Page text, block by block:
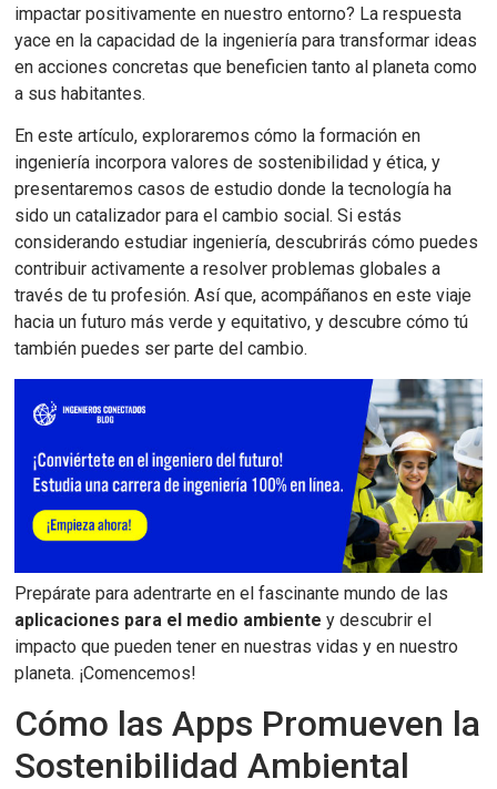
impactar positivamente en nuestro entorno? La respuesta
yace en la capacidad de la ingeniería para transformar ideas
en acciones concretas que beneficien tanto al planeta como
a sus habitantes.
En este artículo, exploraremos cómo la formación en
ingeniería incorpora valores de sostenibilidad y ética, y
presentaremos casos de estudio donde la tecnología ha
sido un catalizador para el cambio social. Si estás
considerando estudiar ingeniería, descubrirás cómo puedes
contribuir activamente a resolver problemas globales a
través de tu profesión. Así que, acompáñanos en este viaje
hacia un futuro más verde y equitativo, y descubre cómo tú
también puedes ser parte del cambio.
Prepárate para adentrarte en el fascinante mundo de las
aplicaciones para el medio ambiente y descubrir el
impacto que pueden tener en nuestras vidas y en nuestro
planeta. ¡Comencemos!
Cómo las Apps Promueven la
Sostenibilidad Ambiental